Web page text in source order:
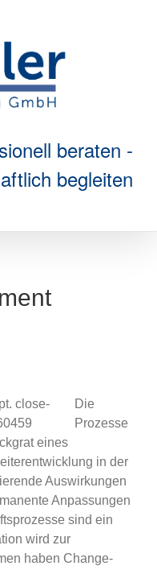
beraten -
begleiten
Die
Prozesse
eines
in der
Auswirkungen
Anpassungen
sind ein
wird zur
haben Change-